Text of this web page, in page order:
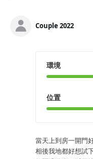
Couple 2022
環境
位置
當天上到房一開門
相後我地都好想試